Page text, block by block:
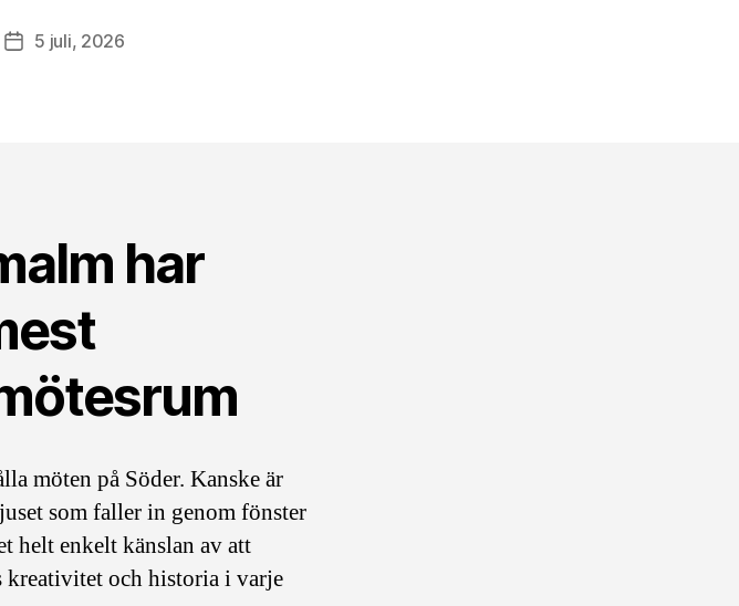
Inläggsdatum
5 juli, 2026
har
möten på Söder. Kanske är
som faller in genom fönster
helt enkelt känslan av att
kreativitet och historia i varje